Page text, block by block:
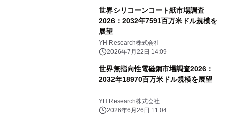
世界シリコーンコート紙市場調査
2026：2032年7591百万米ドル規模を
展望
YH Research株式会社
2026年7月22日 14:09
世界無指向性電磁鋼市場調査2026：
2032年18970百万米ドル規模を展望
YH Research株式会社
2026年6月26日 11:04